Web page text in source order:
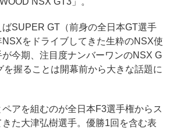
SUPER GT（前身の全日本GT選手
をドライブしてきた生粋のNSX使
今期、注目度ナンバーワンのNSX G
を握ることは開幕前から大きな話題に
アを組むのが全日本F3選手権からス
た大津弘樹選手。優勝1回を含む表